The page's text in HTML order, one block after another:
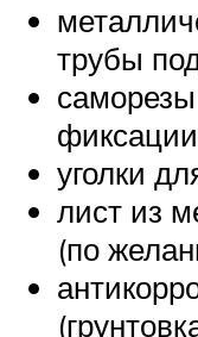
трубы
уголки
лист из
(по